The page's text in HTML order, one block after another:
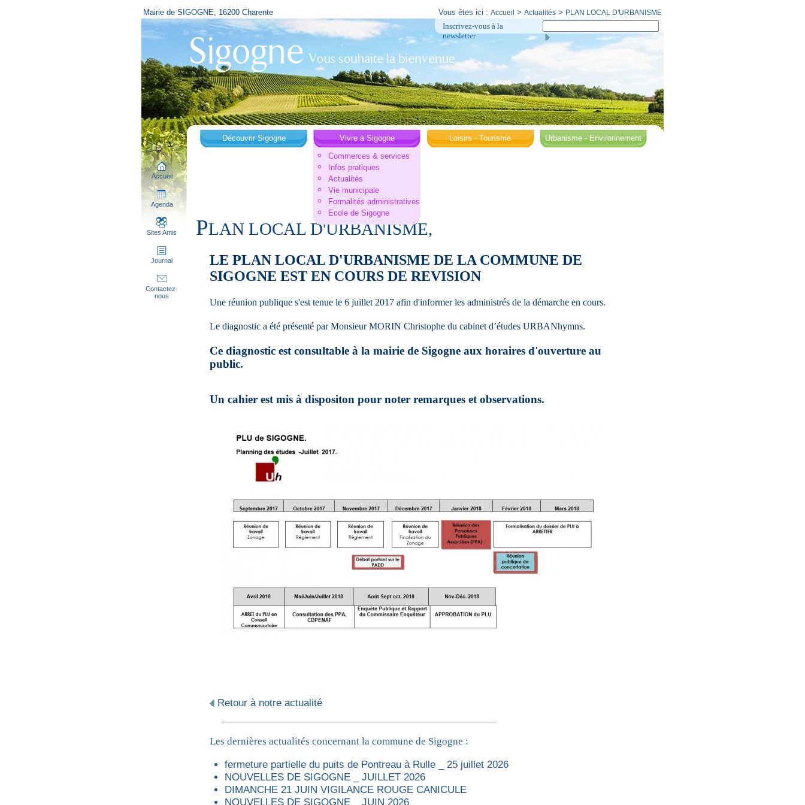
Mairie de SIGOGNE, 16200 Charente Vous êtes ici : Accueil > Actualités > PLAN LOCAL D'URBANISME
Inscrivez-vous à la
newsletter
Accueil
Agenda
Sites Amis
Journal
Contactez-
nous
Découvrir Sigogne
Vivre à Sigogne
Commerces & services
Infos pratiques
Actualités
Vie municipale
Formalités administratives
Ecole de Sigogne
Loisirs - Tourisme Urbanisme - Environnement
PLAN LOCAL D'URBANISME,
LE PLAN LOCAL D'URBANISME DE LA COMMUNE DE
SIGOGNE EST EN COURS DE REVISION
Une réunion publique s'est tenue le 6 juillet 2017 afin d'informer les administrés de la démarche en cours.
Le diagnostic a été présenté par Monsieur MORIN Christophe du cabinet d’études URBANhymns.
Ce diagnostic est consultable à la mairie de Sigogne aux horaires d'ouverture au
public.
Un cahier est mis à dispositon pour noter remarques et observations.
Retour à notre actualité
Les dernières actualités concernant la commune de Sigogne :
fermeture partielle du puits de Pontreau à Rulle _ 25 juillet 2026
NOUVELLES DE SIGOGNE _ JUILLET 2026
DIMANCHE 21 JUIN VIGILANCE ROUGE CANICULE
NOUVELLES DE SIGOGNE _ JUIN 2026